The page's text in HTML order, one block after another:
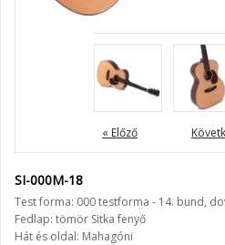
« Előző
SI-000M-18
Test forma: 000 testforma - 14. bund,
Fedlap: tömör Sitka fenyő
Hát és oldal: Mahagóni